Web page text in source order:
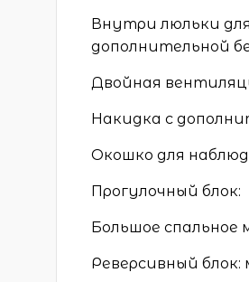
Внутри люльки
дополнительной
Двойная
Накидка с
Окошко для
Прогулочный блок:
Большое спальное
Реверсивный